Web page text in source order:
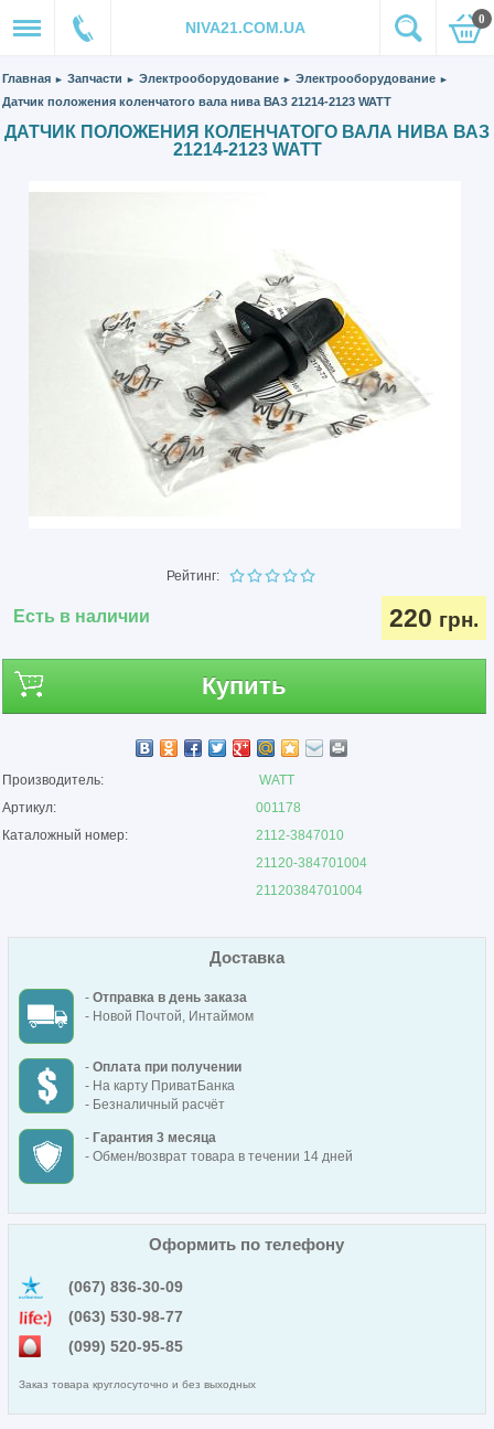
NIVA21.COM.UA 0
Главная ► Запчасти ► Электрооборудование ► Электрооборудование ►
Датчик положения коленчатого вала нива ВАЗ 21214-2123 WATT
ДАТЧИК ПОЛОЖЕНИЯ КОЛЕНЧАТОГО ВАЛА НИВА ВАЗ
21214-2123 WATT
Рейтинг:
Есть в наличии 220 грн.
Купить
Производитель:
WATT
Артикул:
001178
Каталожный номер:
2112-3847010
21120-384701004
21120384701004
Доставка
- Отправка в день заказа
- Новой Почтой, Интаймом
- Оплата при получении
- На карту ПриватБанка
- Безналичный расчёт
- Гарантия 3 месяца
- Обмен/возврат товара в течении 14 дней
Оформить по телефону
(067) 836-30-09
(063) 530-98-77
(099) 520-95-85
Заказ товара круглосуточно и без выходных